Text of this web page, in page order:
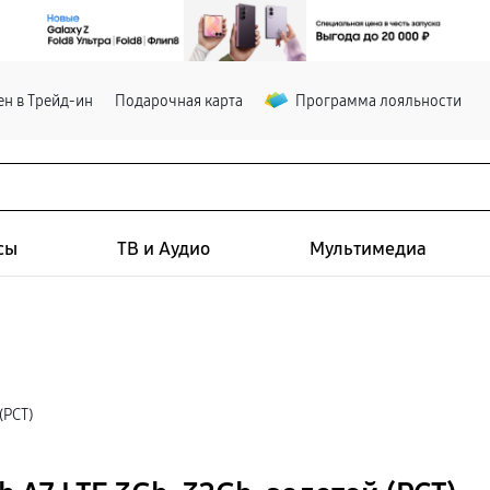
в Трейд-ин Подарочная карта Программа лояльности
ТВ и Аудио Мультимедиа